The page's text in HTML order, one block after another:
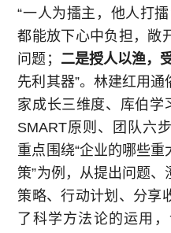
“一人为擂主，他人打
都能放下心中负担，敞
问题； 二是授人以渔，
先利其器”。林建红用
家成长三维度、库伯学
SMART原则、团队六
重点围绕“企业的哪些
策”为例，从提出问题
策略、行动计划、分享
了科学方法论的运用